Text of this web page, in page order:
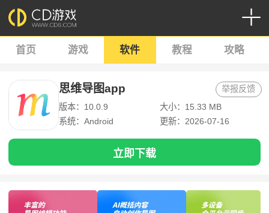
首页 游戏 软件 教程 攻略
思维导图app
版本：10.0.9
大小：15.33 MB
系统：Android
更新：2026-07-16
举报反馈
立即下载